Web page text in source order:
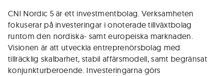
CNI Nordic 5 är ett investmentbolag. Verksamheten
fokuserar på investeringar i onoterade tillväxtbolag
runtom den nordiska- samt europeiska marknaden.
Visionen är att utveckla entreprenörsbolag med
tillräcklig skalbarhet, stabil affärsmodell, samt begränsat
konjunkturberoende. Investeringarna görs